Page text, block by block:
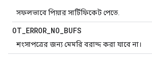
সফলভাবে পিয়ার সার্টিফিকেট পেতে.
OT_ERROR_NO_BUFS
শংসাপত্রের জন্য মেমরি বরাদ্দ করা যাবে না।